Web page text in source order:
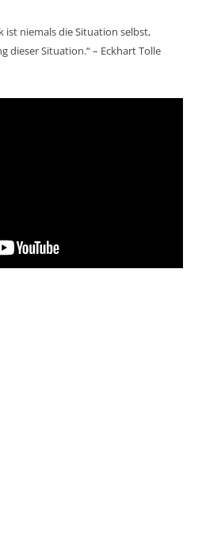
ist niemals die Situation selbst,
dieser Situation.“ – Eckhart Tolle